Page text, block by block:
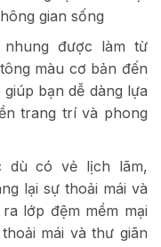
gian sống
được làm từ
màu cơ bản đến
bạn dễ dàng lựa
trang trí và phong
dù có vẻ lịch lãm,
lại sự thoải mái và
lớp đệm mềm mại
mái và thư giãn